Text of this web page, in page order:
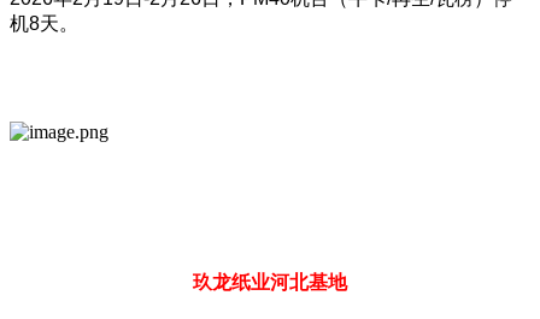
机8天。
玖龙纸业河北基地